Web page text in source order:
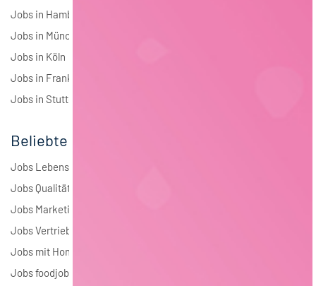
Jobs in Hamburg
Jobs in München
Jobs in Köln
Jobs in Frankfurt
Jobs in Stuttgart
Beliebte Jobs
Jobs Lebensmitteltechnologie
Jobs Qualitätsmanagement
Jobs Marketing
Jobs Vertrieb
Jobs mit Homeoffice
Jobs foodjobs Active Sourcing